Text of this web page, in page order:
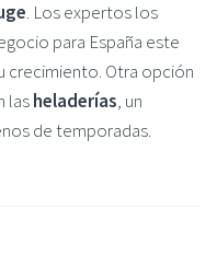
. Los expertos los
para España este
crecimiento. Otra opción
lasheladerías, un
de temporadas.